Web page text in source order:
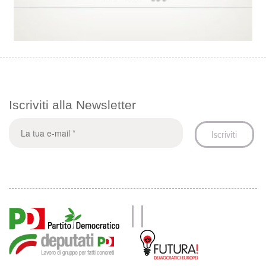
Iscriviti alla Newsletter